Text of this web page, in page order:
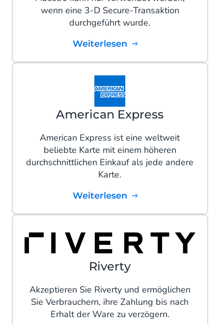
wenn eine 3-D Secure-Transaktion
durchgeführt wurde.
Weiterlesen
American Express
American Express ist eine weltweit
beliebte Karte mit einem höheren
durchschnittlichen Einkauf als jede andere
Karte.
Weiterlesen
Riverty
Akzeptieren Sie Riverty und ermöglichen
Sie Verbrauchern, ihre Zahlung bis nach
Erhalt der Ware zu verzögern.